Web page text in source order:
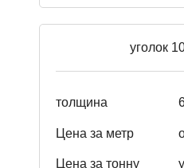
уголок
толщина
Цена за метр
Цена за тонну